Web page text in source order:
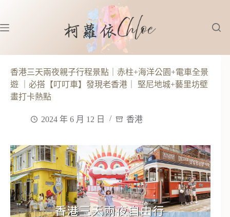
主
內
香港三天兩夜親子行程景點｜赤柱+海洋公園+電車全景
遊 ｜必搭【叮叮車】發現老香港｜ 堅尼地城+藝里坊壁
畫打卡熱點
2024 年 6 月 12 日 香港